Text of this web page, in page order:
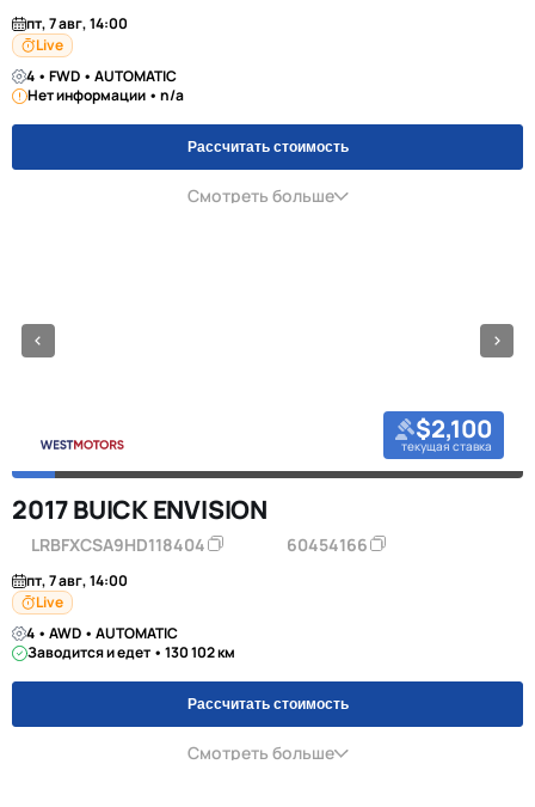
пт, 7 авг, 14:00
Live
4 • FWD • AUTOMATIC
Нет информации • n/a
Рассчитать стоимость
Смотреть больше
$2,100
текущая ставка
2017 BUICK ENVISION
LRBFXCSA9HD118404 60454166
пт, 7 авг, 14:00
Live
4 • AWD • AUTOMATIC
Заводится и едет • 130 102 км
Рассчитать стоимость
Смотреть больше